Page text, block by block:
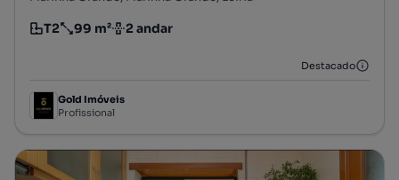
Tipologia
T2
Preço por metro quadrado
99 m²
Andar 2 andar
Destacado
Gold Imóveis
Profissional